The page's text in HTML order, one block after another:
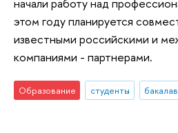
этом году планируется
известными российскими и
компаниями - партнерами.
Образование студенты